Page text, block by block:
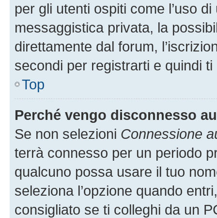
per gli utenti ospiti come l’uso
messaggistica privata, la
direttamente dal forum,
secondi per registrarti e quindi
Top
Perché vengo disconnesso
Se non selezioni Connessione
terrà connesso per un periodo
qualcuno possa usare il tuo
seleziona l’opzione quando
consigliato se ti colleghi da un